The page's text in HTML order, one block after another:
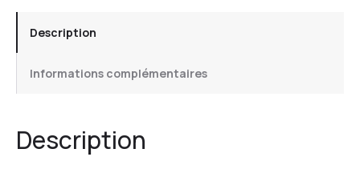
Description
Informations complémentaires
Description